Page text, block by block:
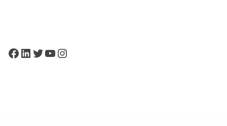
Facebook
LinkedIn
Twitter
YouTube
Instagram